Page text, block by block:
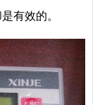
有效的。